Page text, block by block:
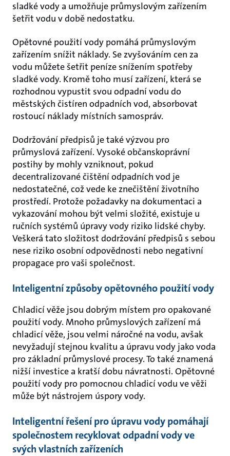
sladké vody a umožňuje průmyslovým zařízením
šetřit vodu v době nedostatku.
Opětovné použití vody pomáhá průmyslovým
zařízením snížit náklady. Se zvyšováním cen za
vodu můžete šetřit peníze snížením spotřeby
sladké vody. Kromě toho musí zařízení, která se
rozhodnou vypustit svou odpadní vodu do
městských čistíren odpadních vod, absorbovat
rostoucí náklady místních samospráv.
Dodržování předpisů je také výzvou pro
průmyslová zařízení. Vysoké občanskoprávní
postihy by mohly vzniknout, pokud
decentralizované čištění odpadních vod je
nedostatečné, což vede ke znečištění životního
prostředí. Protože požadavky na dokumentaci a
vykazování mohou být velmi složité, existuje u
ručních systémů úpravy vody riziko lidské chyby.
Veškerá tato složitost dodržování předpisů s sebou
nese riziko osobní odpovědnosti nebo negativní
propagace pro vaši společnost.
Inteligentní způsoby opětovného použití vody
Chladicí věže jsou dobrým místem pro opakované
použití vody. Mnoho průmyslových zařízení má
chladicí věže, jsou velmi náročné na vodu, avšak
nevyžadují stejnou kvalitu a úpravu vody jako voda
pro základní průmyslové procesy. To také znamená
nižší investice a kratší dobu návratnosti. Opětovné
použití vody pro pomocnou chladicí vodu ve věži
může být nástrojem úspory vody.
Inteligentní řešení pro úpravu vody pomáhají
společnostem recyklovat odpadní vody ve
svých vlastních zařízeních